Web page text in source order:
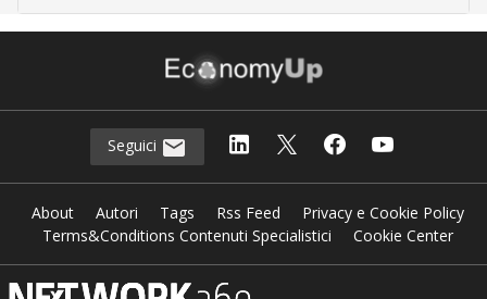
Seguici
About Autori Tags Rss Feed
Privacy e Cookie Policy
Terms&Conditions Contenuti Specialistici
Cookie Center